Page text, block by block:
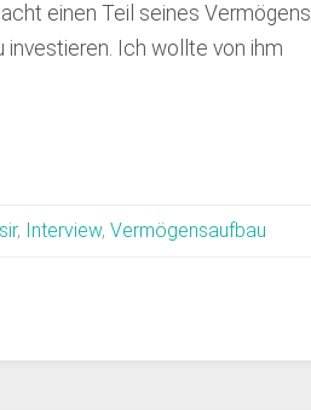
einen Teil seines Vermögens
investieren. Ich wollte von ihm
, Interview, Vermögensaufbau